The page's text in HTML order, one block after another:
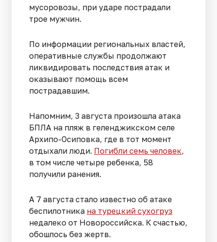
мусоровозы, при ударе пострадали
трое мужчин.
По информации региональных властей,
оперативные службы продолжают
ликвидировать последствия атак и
оказывают помощь всем
пострадавшим.
Напомним, 3 августа произошла атака
БПЛА на пляж в геленджикском селе
Архипо-Осиповка, где в тот момент
отдыхали люди. Погибли семь человек,
в том числе четыре ребенка, 58
получили ранения.
А 7 августа стало известно об атаке
беспилотника на турецкий сухогруз
недалеко от Новороссийска. К счастью,
обошлось без жертв.